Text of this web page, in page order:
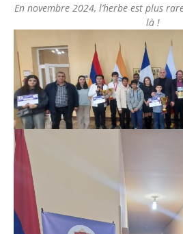
En novembre 2024, l’herbe est plus
là !